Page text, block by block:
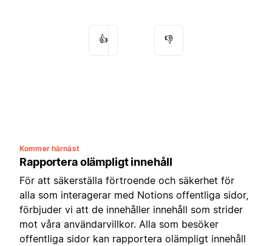
👍 👎
Kommer härnäst
Rapportera olämpligt innehåll
För att säkerställa förtroende och säkerhet för
alla som interagerar med Notions offentliga sidor,
förbjuder vi att de innehåller innehåll som strider
mot våra användarvillkor. Alla som besöker
offentliga sidor kan rapportera olämpligt innehåll